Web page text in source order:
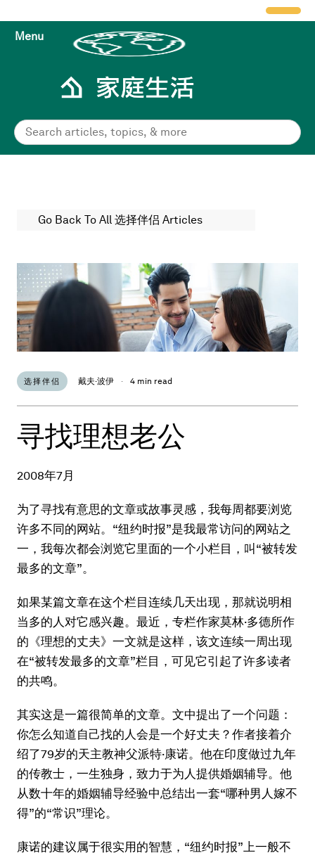
Menu
Go Back To All 选择伴侣 Articles
选择伴侣 戴夫·波伊 · 4 min read
寻找理想老公
2008年7月
为了寻找有意思的文章或故事灵感，我每周都要浏览
许多不同的网站。“纽约时报”是我最常访问的网站之
一，我每次都会浏览它里面的一个小栏目，叫“被转发
最多的文章”。
如果某篇文章在这个栏目连续几天出现，那就说明相
当多的人对它感兴趣。最近，专栏作家莫林·多德所作
的《理想的丈夫》一文就是这样，该文连续一周出现
在“被转发最多的文章”栏目，可见它引起了许多读者
的共鸣。
其实这是一篇很简单的文章。文中提出了一个问题：
你怎么知道自己找的人会是一个好丈夫？作者接着介
绍了79岁的天主教神父派特·康诺。他在印度做过九年
的传教士，一生独身，致力于为人提供婚姻辅导。他
从数十年的婚姻辅导经验中总结出一套“哪种男人嫁不
得”的“常识”理论。
康诺的建议属于很实用的智慧，“纽约时报”上一般不